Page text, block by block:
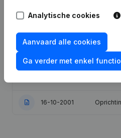
04-12-2019
25-11-2002
16-10-2001
Analytische cookies
Aanvaard alle cookies
Ga verder met enkel